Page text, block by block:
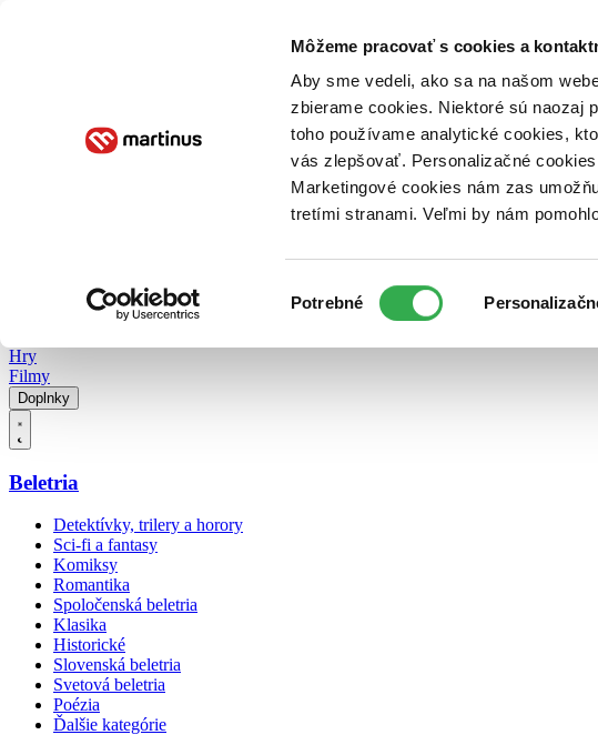
Môžeme pracovať s cookies a
Aby sme vedeli, ako sa na našom
zbierame cookies. Niektoré sú naozaj
toho používame analytické cookies,
vás zlepšovať. Personalizačné
Marketingové cookies nám zas
tretími stranami. Veľmi by nám
súhlasu
Potrebné
Poukážky Kontakt
Hry
Filmy
Doplnky
Beletria
Detektívky, trilery a horory
Sci-fi a fantasy
Komiksy
Romantika
Spoločenská beletria
Klasika
Historické
Slovenská beletria
Svetová beletria
Poézia
Ďalšie kategórie